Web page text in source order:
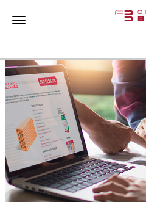
Toggle navigation